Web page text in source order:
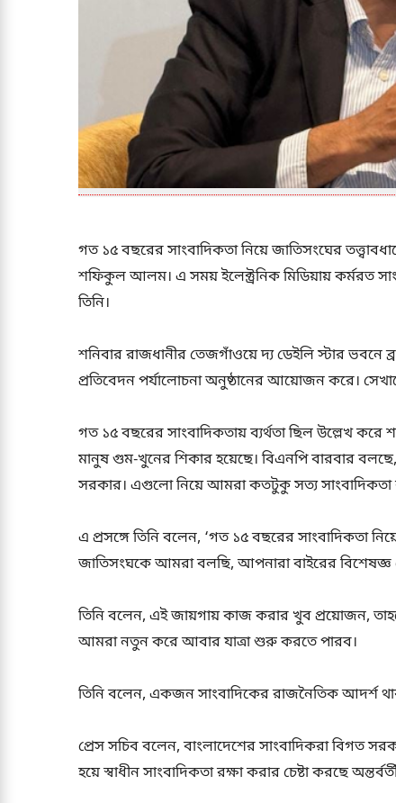
গত ১৫ বছরের সাংবাদিকতা নিয়ে জাতিসংঘের
শফিকুল আলম। এ সময় ইলেক্ট্রনিক মিডিয়ায় কর্মরত
তিনি।
শনিবার রাজধানীর তেজগাঁওয়ে দ্য ডেইলি স্টার ভবনে
প্রতিবেদন পর্যালোচনা অনুষ্ঠানের আয়োজন করে।
গত ১৫ বছরের সাংবাদিকতায় ব্যর্থতা ছিল উল্লেখ
মানুষ গুম-খুনের শিকার হয়েছে। বিএনপি বারবার
সরকার। এগুলো নিয়ে আমরা কতটুকু সত্য
এ প্রসঙ্গে তিনি বলেন, ‘গত ১৫ বছরের সাংবাদিকতা
জাতিসংঘকে আমরা বলছি, আপনারা বাইরের বিশেষজ্ঞ
তিনি বলেন, এই জায়গায় কাজ করার খুব প্রয়োজন,
আমরা নতুন করে আবার যাত্রা শুরু করতে পারব।
তিনি বলেন, একজন সাংবাদিকের রাজনৈতিক আদর্শ
প্রেস সচিব বলেন, বাংলাদেশের সাংবাদিকরা বিগত
হয়ে স্বাধীন সাংবাদিকতা রক্ষা করার চেষ্টা করছে